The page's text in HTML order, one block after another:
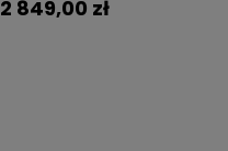
2 849,00 zł